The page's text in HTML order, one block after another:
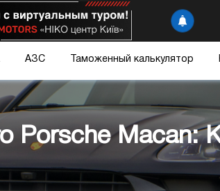
АЗС Таможенный калькулятор
Porsche Macan: